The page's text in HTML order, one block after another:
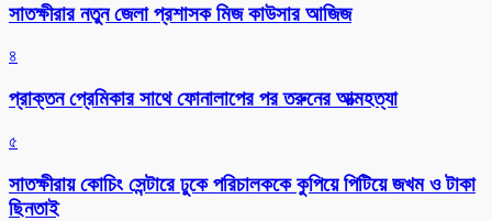
সাতক্ষীরার নতুন জেলা প্রশাসক মিজ কাউসার আজিজ
৪
প্রাক্তন প্রেমিকার সাথে ফোনালাপের পর তরুনের আত্মহত্যা
৫
সাতক্ষীরায় কোচিং সেন্টারে ঢুকে পরিচালককে কুপিয়ে পিটিয়ে জখম ও টাকা
ছিনতাই